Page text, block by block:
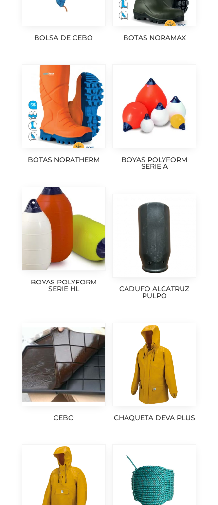
BOLSA DE CEBO BOTAS NORAMAX
BOTAS NORATHERM BOYAS POLYFORM
SERIE A
BOYAS POLYFORM
SERIE HL CADUFO ALCATRUZ
PULPO
CEBO CHAQUETA DEVA PLUS